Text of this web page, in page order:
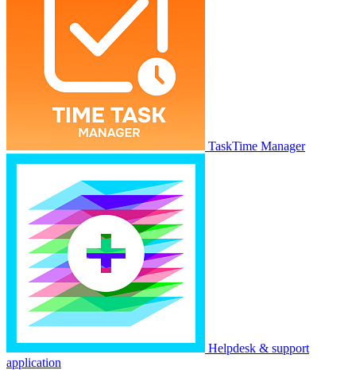
TaskTime Manager
Helpdesk & support
application